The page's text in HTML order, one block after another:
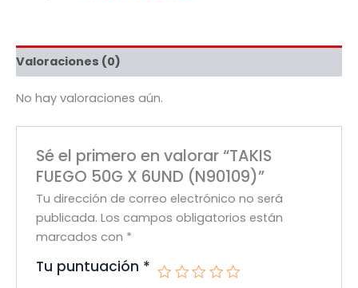
Valoraciones (0)
No hay valoraciones aún.
Sé el primero en valorar “TAKIS
FUEGO 50G X 6UND (N90109)”
Tu dirección de correo electrónico no será
publicada. Los campos obligatorios están
marcados con *
Tu puntuación *